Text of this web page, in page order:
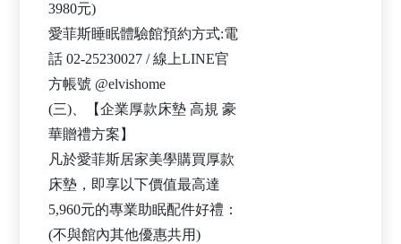
3980元)
愛菲斯睡眠體驗館預約方式:電
話 02-25230027 / 線上LINE官
方帳號 @elvishome
(三)、【企業厚款床墊 高規 豪
華贈禮方案】
凡於愛菲斯居家美學購買厚款
床墊，即享以下價值最高達
5,960元的專業助眠配件好禮：
(不與館內其他優惠共用)